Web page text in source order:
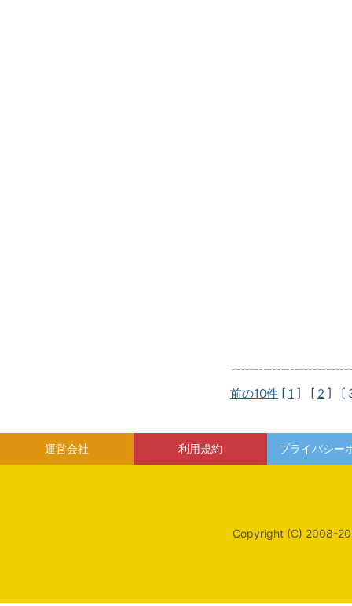
前の10件 [ 1 ] [ 2 ] [
運営会社 利用規約 プライバシー
Copyright (C) 2008-